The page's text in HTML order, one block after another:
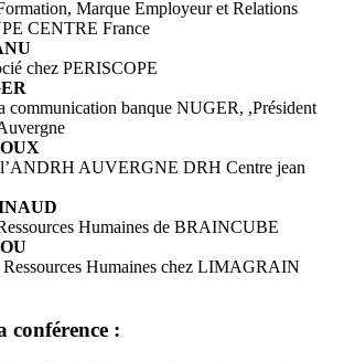
Marque Employeur et Relations
CENTRE France
chez PERISCOPE
communication banque NUGER, ,Président
l’ANDRH AUVERGNE DRH Centre jean
Humaines de BRAINCUBE
Ressources Humaines chez LIMAGRAIN
conférence :